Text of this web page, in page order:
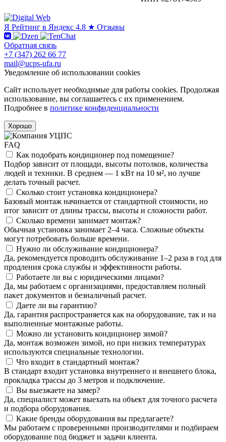
Я Рейтинг в Яндекс 4.8 ★ Отзывы
Обратная связь
+7 (347) 262 66 77
mail@ucps-ufa.ru
Уведомление об использовании cookies
Сайт использует необходимые для работы cookies. Продолжая
использование, вы соглашаетесь с их применением.
Подробнее в политике конфиденциальности
Хорошо
FAQ
Как подобрать кондиционер под помещение?
Подбор зависит от площади, высоты потолков, количества
людей и техники. В среднем — 1 кВт на 10 м², но лучше
делать точный расчет.
Сколько стоит установка кондиционера?
Базовый монтаж начинается от стандартной стоимости, но
итог зависит от длины трассы, высоты и сложности работ.
Сколько времени занимает монтаж?
Обычная установка занимает 2–4 часа. Сложные объекты
могут потребовать больше времени.
Нужно ли обслуживание кондиционера?
Да, рекомендуется проводить обслуживание 1–2 раза в год для
продления срока службы и эффективности работы.
Работаете ли вы с юридическими лицами?
Да, мы работаем с организациями, предоставляем полный
пакет документов и безналичный расчет.
Даете ли вы гарантию?
Да, гарантия распространяется как на оборудование, так и на
выполненные монтажные работы.
Можно ли установить кондиционер зимой?
Да, монтаж возможен зимой, но при низких температурах
используются специальные технологии.
Что входит в стандартный монтаж?
В стандарт входит установка внутреннего и внешнего блока,
прокладка трассы до 3 метров и подключение.
Вы выезжаете на замер?
Да, специалист может выехать на объект для точного расчета
и подбора оборудования.
Какие бренды оборудования вы предлагаете?
Мы работаем с проверенными производителями и подбираем
оборудование под бюджет и задачи клиента.